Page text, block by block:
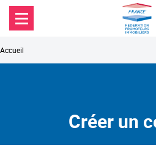
Aller au contenu principal
Aller à la
FPI
France
Accueil
Créer un